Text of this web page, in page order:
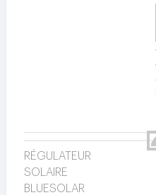
RÉGULATEUR
SOLAIRE
BLUESOLAR